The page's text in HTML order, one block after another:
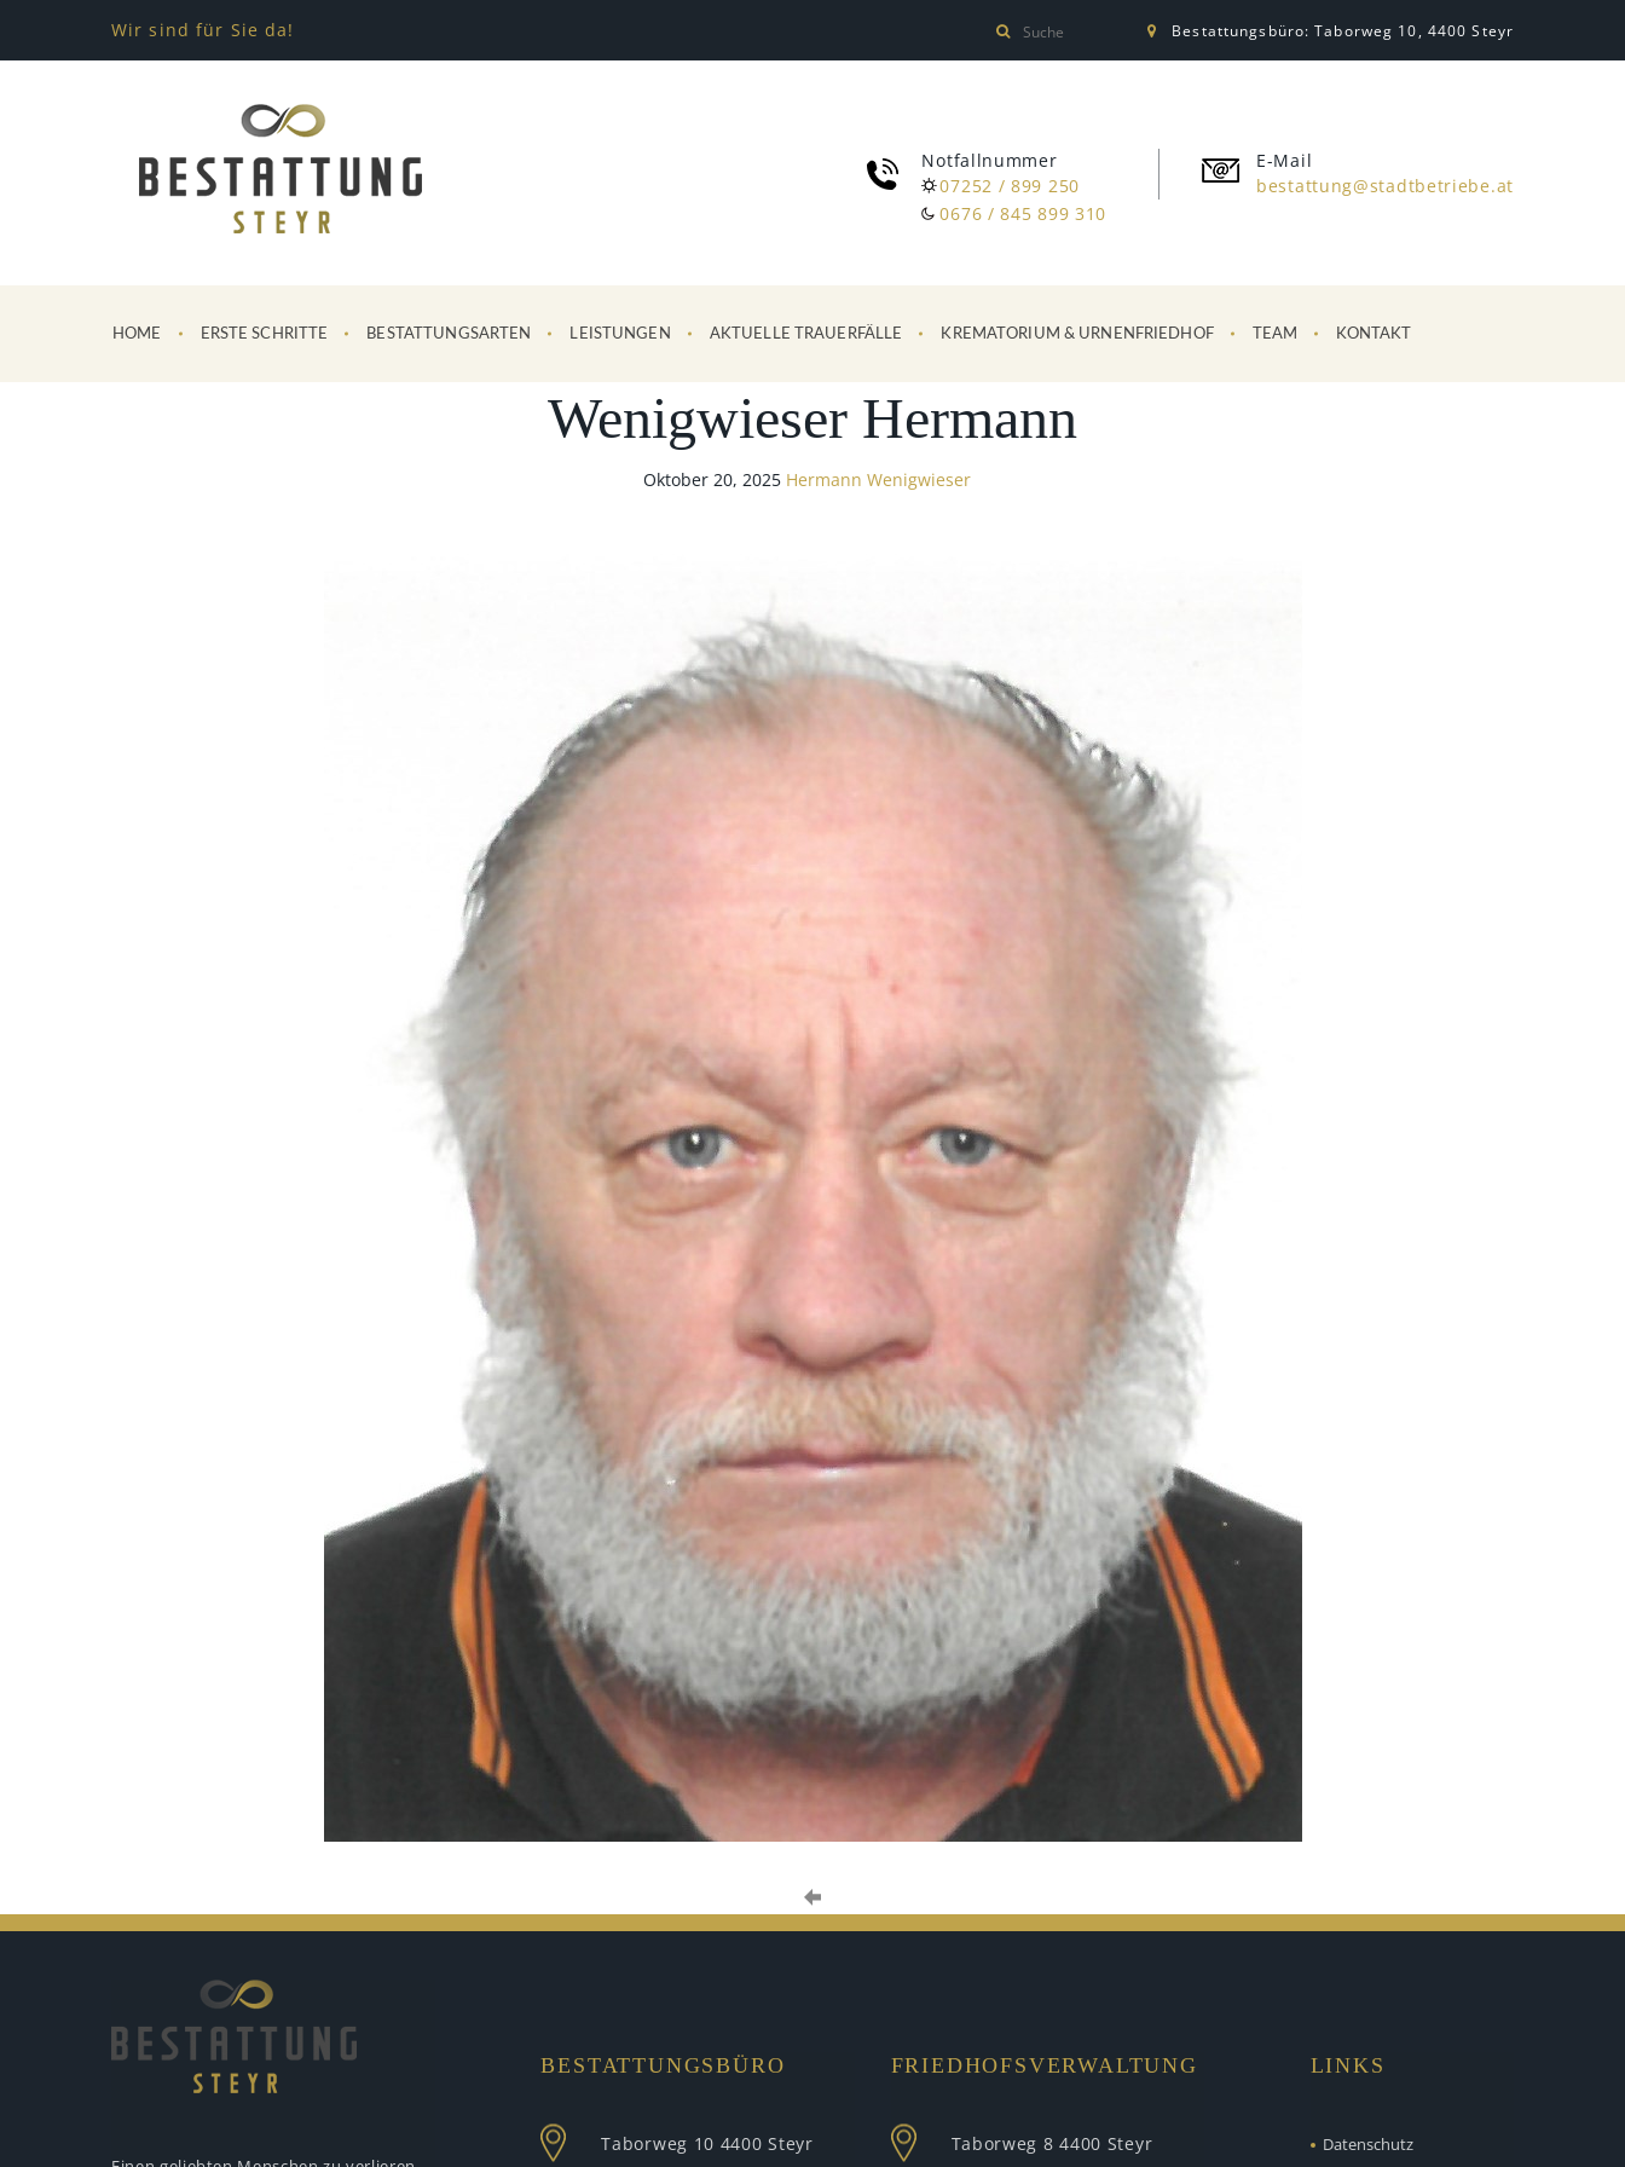
Wir sind für Sie da! Bestattungsbüro: Taborweg 10, 4400 Steyr
Notfallnummer
07252 / 899 250
0676 / 845 899 310
E-Mail
bestattung@stadtbetriebe.at
HOME ERSTE SCHRITTE BESTATTUNGSARTEN LEISTUNGEN AKTUELLE TRAUERFÄLLE KREMATORIUM & URNENFRIEDHOF TEAM KONTAKT
Wenigwieser Hermann
Oktober 20, 2025 Hermann Wenigwieser
BESTATTUNGSBÜRO
Taborweg 10 4400 Steyr
FRIEDHOFSVERWALTUNG
Taborweg 8 4400 Steyr
LINKS
Datenschutz